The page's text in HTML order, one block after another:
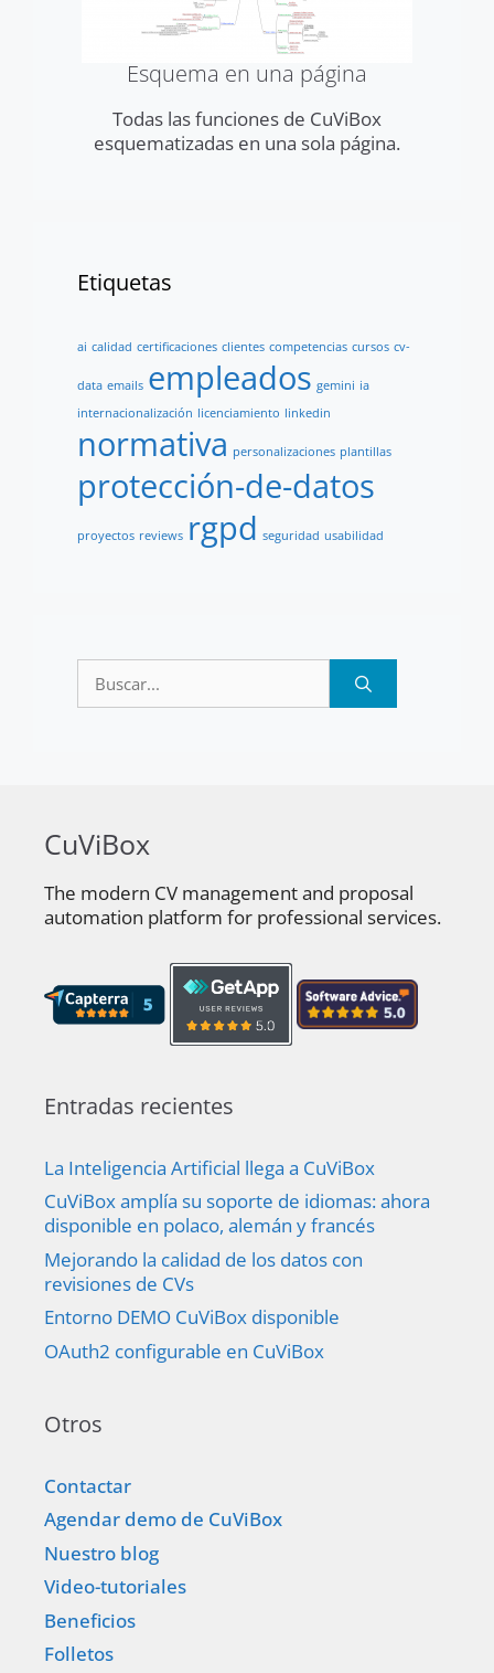
Esquema en una página
Todas las funciones de CuViBox
esquematizadas en una sola página.
Etiquetas
ai calidad certificaciones clientes competencias cursos cv-
data emails empleados gemini ia
internacionalización licenciamiento linkedin
normativa personalizaciones plantillas
protección-de-datos
proyectos reviews rgpd seguridad usabilidad
CuViBox
The modern CV management and proposal
automation platform for professional services.
Entradas recientes
La Inteligencia Artificial llega a CuViBox
CuViBox amplía su soporte de idiomas: ahora
disponible en polaco, alemán y francés
Mejorando la calidad de los datos con
revisiones de CVs
Entorno DEMO CuViBox disponible
OAuth2 configurable en CuViBox
Otros
Contactar
Agendar demo de CuViBox
Nuestro blog
Video-tutoriales
Beneficios
Folletos